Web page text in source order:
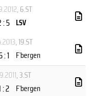
, 6.ST
: 5 LSV
, 19.ST
: 1 F`bergen
, 3.ST
: 2 F`bergen